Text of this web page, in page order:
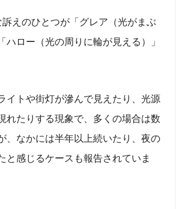
訴えのひとつが「グレア（光がまぶ
ハロー（光の周りに輪が見える）」
イトや街灯が滲んで見えたり、光源
れたりする現象で、多くの場合は数
、なかには半年以上続いたり、夜の
と感じるケースも報告されていま